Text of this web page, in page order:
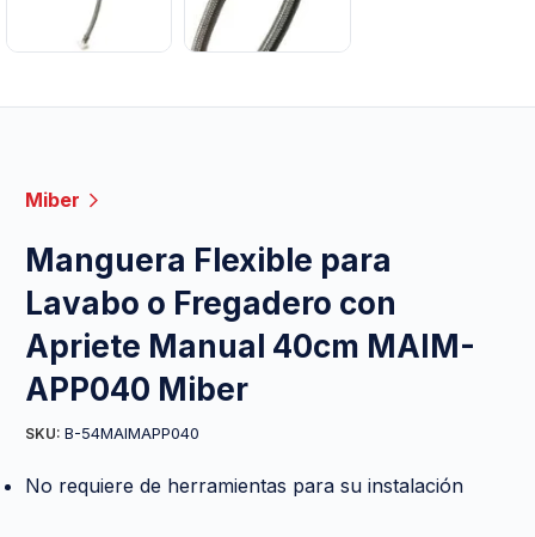
Miber
Manguera Flexible para
Lavabo o Fregadero con
Apriete Manual 40cm MAIM-
APP040 Miber
SKU: B-54MAIMAPP040
No requiere de herramientas para su instalación